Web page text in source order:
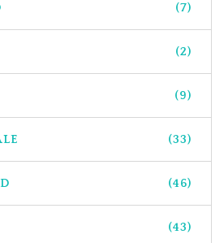
(7)
(2)
(9)
(33)
(46)
(43)